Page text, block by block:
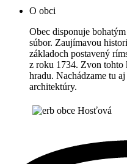
O obci
Obec disponuje
súbor. Zaujímavou
základoch postavený
z roku 1734. Zvon tohto
hradu. Nachádzame tu
architektúry.